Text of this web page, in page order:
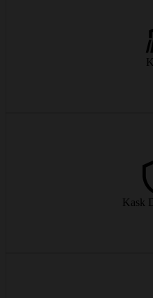
Lekkie kijki narciarskie z
od
Kask
Lekki, dobrze wentylowany
od €